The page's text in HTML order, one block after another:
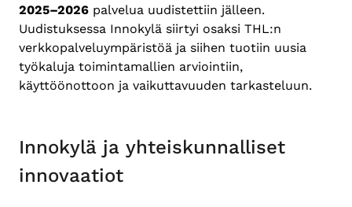
2025–2026 palvelua uudistettiin jälleen.
Uudistuksessa Innokylä siirtyi osaksi THL:n
verkkopalveluympäristöä ja siihen tuotiin uusia
työkaluja toimintamallien arviointiin,
käyttöönottoon ja vaikuttavuuden tarkasteluun.
Innokylä ja yhteiskunnalliset
innovaatiot